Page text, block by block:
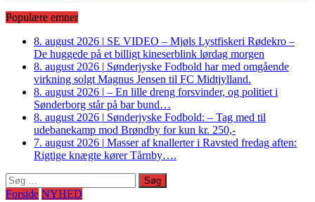
Populære emner
8. august 2026 | SE VIDEO – Mjøls Lystfiskeri Rødekro –
De huggede på et billigt kineserblink lørdag morgen
8. august 2026 | Sønderjyske Fodbold har med omgående
virkning solgt Magnus Jensen til FC Midtjylland.
8. august 2026 | – En lille dreng forsvinder, og politiet i
Sønderborg står på bar bund…
8. august 2026 | Sønderjyske Fodbold: – Tag med til
udebanekamp mod Brøndby for kun kr. 250,-
7. august 2026 | Masser af knallerter i Ravsted fredag aften:
Rigtige knægte kører Tårnby….
Søg
efter:
Forside NYHED